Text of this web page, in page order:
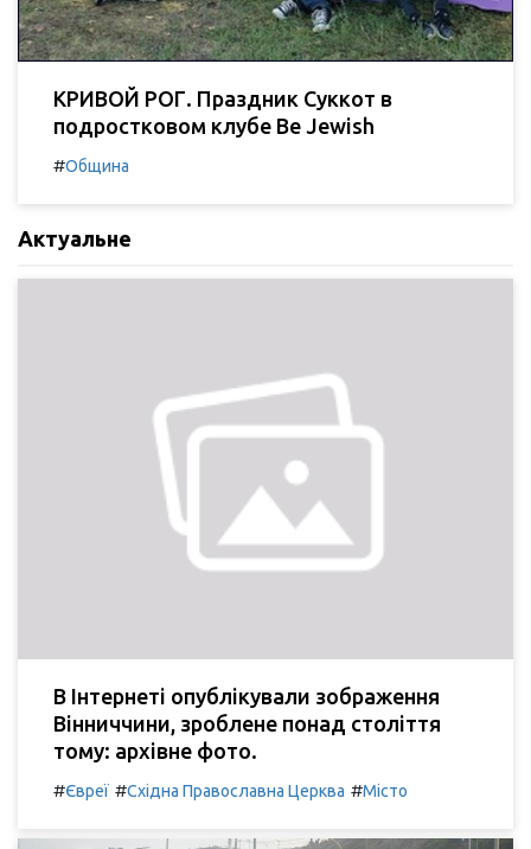
КРИВОЙ РОГ. Праздник Суккот в
подростковом клубе Be Jewish
#Община
Актуальне
В Інтернеті опублікували зображення
Вінниччини, зроблене понад століття
тому: архівне фото.
#Євреї #Східна Православна Церква #Місто